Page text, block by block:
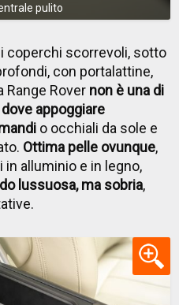
pulito
coperchi scorrevoli, sotto
con portalattine,
Range Rover non è una di
appoggiare
o occhiali da sole e
Ottima pelle ovunque,
alluminio e in legno,
lussuosa, ma sobria,